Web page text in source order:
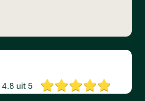
4.8 uit 5